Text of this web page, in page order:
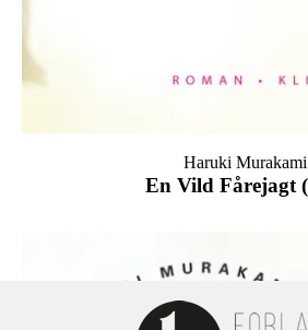
En Vild Fårejagt
Haruki Murakami